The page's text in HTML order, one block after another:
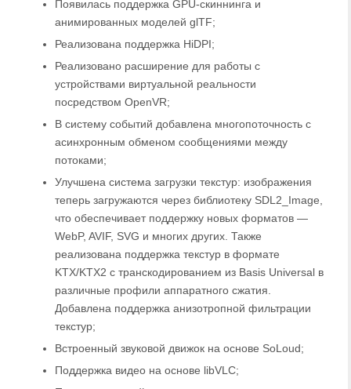
Появилась поддержка GPU-скиннинга и
анимированных моделей glTF;
Реализована поддержка HiDPI;
Реализовано расширение для работы с
устройствами виртуальной реальности
посредством OpenVR;
В систему событий добавлена многопоточность с
асинхронным обменом сообщениями между
потоками;
Улучшена система загрузки текстур: изображения
теперь загружаются через библиотеку SDL2_Image,
что обеспечивает поддержку новых форматов —
WebP, AVIF, SVG и многих других. Также
реализована поддержка текстур в формате
KTX/KTX2 с транскодированием из Basis Universal в
различные профили аппаратного сжатия.
Добавлена поддержка анизотропной фильтрации
текстур;
Встроенный звуковой движок на основе SoLoud;
Поддержка видео на основе libVLC;